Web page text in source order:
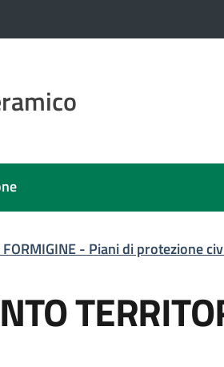
FORMIGINE - Piani di protezione